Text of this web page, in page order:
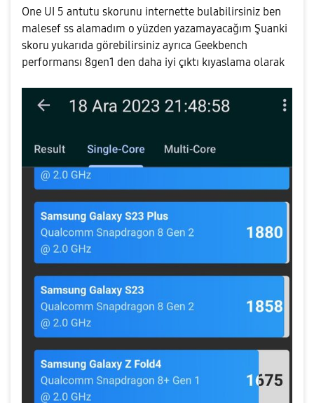
One UI 5 antutu skorunu internette bulabilirsiniz ben
malesef ss alamadım o yüzden yazamayacağım Şuanki
skoru yukarıda görebilirsiniz ayrıca Geekbench
performansı 8gen1 den daha iyi çıktı kıyaslama olarak